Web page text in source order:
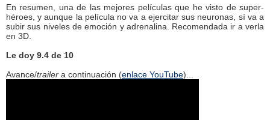
En resumen, una de las mejores películas que he visto de super-
héroes, y aunque la película no va a ejercitar sus neuronas, sí va a
subir sus niveles de emoción y adrenalina. Recomendada ir a verla
en 3D.
Le doy 9.4 de 10
Avance/trailer a continuación (enlace YouTube)...